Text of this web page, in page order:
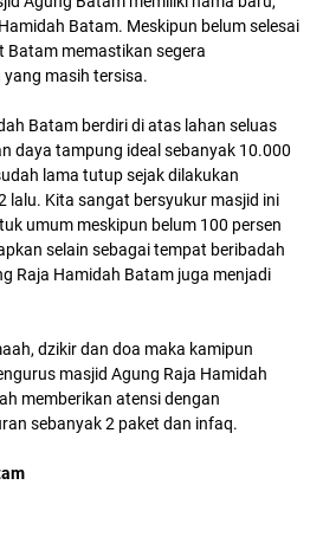
Batam. Meskipun belum selesai
Batam memastikan segera
yang masih tersisa.
Batam berdiri di atas lahan seluas
daya tampung ideal sebanyak 10.000
lama tutup sejak dilakukan
lalu. Kita sangat bersyukur masjid ini
umum meskipun belum 100 persen
selain sebagai tempat beribadah
Raja Hamidah Batam juga menjadi
dzikir dan doa maka kamipun
masjid Agung Raja Hamidah
memberikan atensi dengan
sebanyak 2 paket dan infaq.